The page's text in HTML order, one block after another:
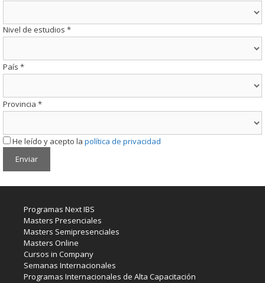
Nivel de estudios *
País *
Provincia *
He leído y acepto la política de privacidad
Programas Next IBS
Masters Presenciales
Masters Semipresenciales
Masters Online
Cursos in Company
Semanas Internacionales
Programas Internacionales de Alta Capacitación